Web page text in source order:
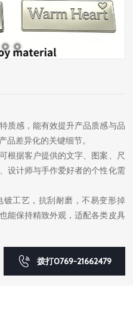
质感，能有效提升产品质感与品
品差异化的关键细节。
根据客户提供的文字、图案、尺
设计师与手作爱好者的个性化需
工艺，抗刮耐磨，不易变形掉
能保持精致外观，适配各类皮具
拨打0769-21662479